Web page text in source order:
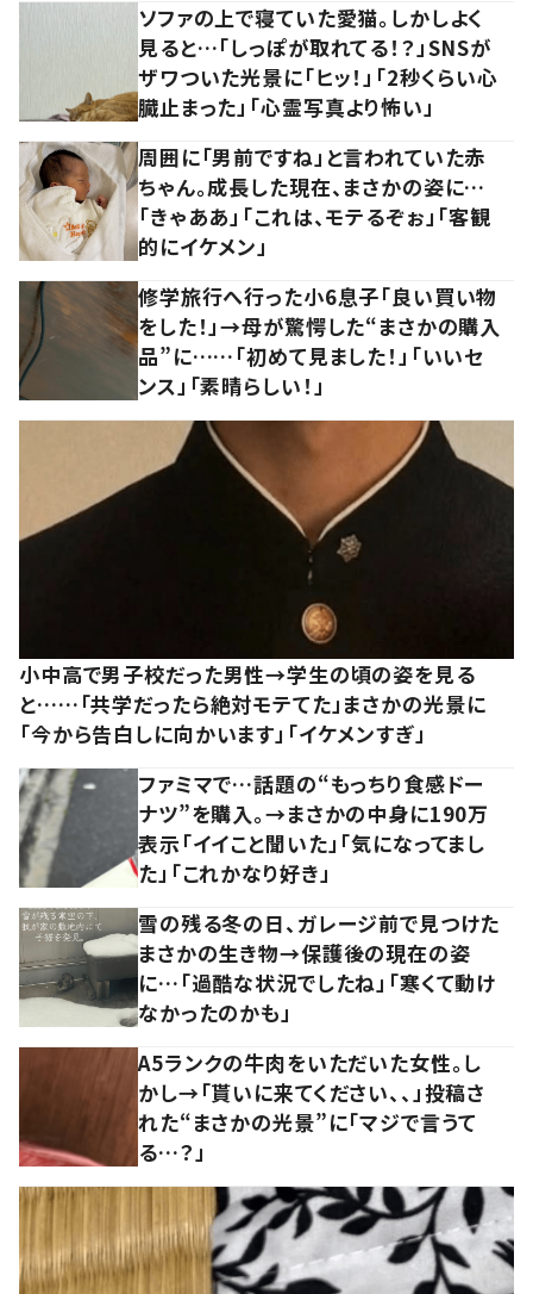
ソファの上で寝ていた愛猫。しかしよく
見ると…「しっぽが取れてる！？」SNSが
ザワついた光景に「ヒッ！」「2秒くらい心
臓止まった」「心霊写真より怖い」
周囲に「男前ですね」と言われていた赤
ちゃん。成長した現在、まさかの姿に…
「きゃああ」「これは、モテるぞぉ」「客観
的にイケメン」
修学旅行へ行った小6息子「良い買い物
をした！」→母が驚愕した“まさかの購入
品”に……「初めて見ました！」「いいセ
ンス」「素晴らしい！」
小中高で男子校だった男性→学生の頃の姿を見る
と……「共学だったら絶対モテてた」まさかの光景に
「今から告白しに向かいます」「イケメンすぎ」
ファミマで…話題の“もっちり食感ドー
ナツ”を購入。→まさかの中身に190万
表示「イイこと聞いた」「気になってまし
た」「これかなり好き」
雪の残る冬の日、ガレージ前で見つけた
まさかの生き物→保護後の現在の姿
に…「過酷な状況でしたね」「寒くて動け
なかったのかも」
A5ランクの牛肉をいただいた女性。し
かし→「貰いに来てください、、」投稿さ
れた“まさかの光景”に「マジで言うて
る…？」